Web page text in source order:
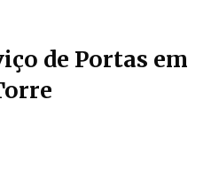
de Portas em